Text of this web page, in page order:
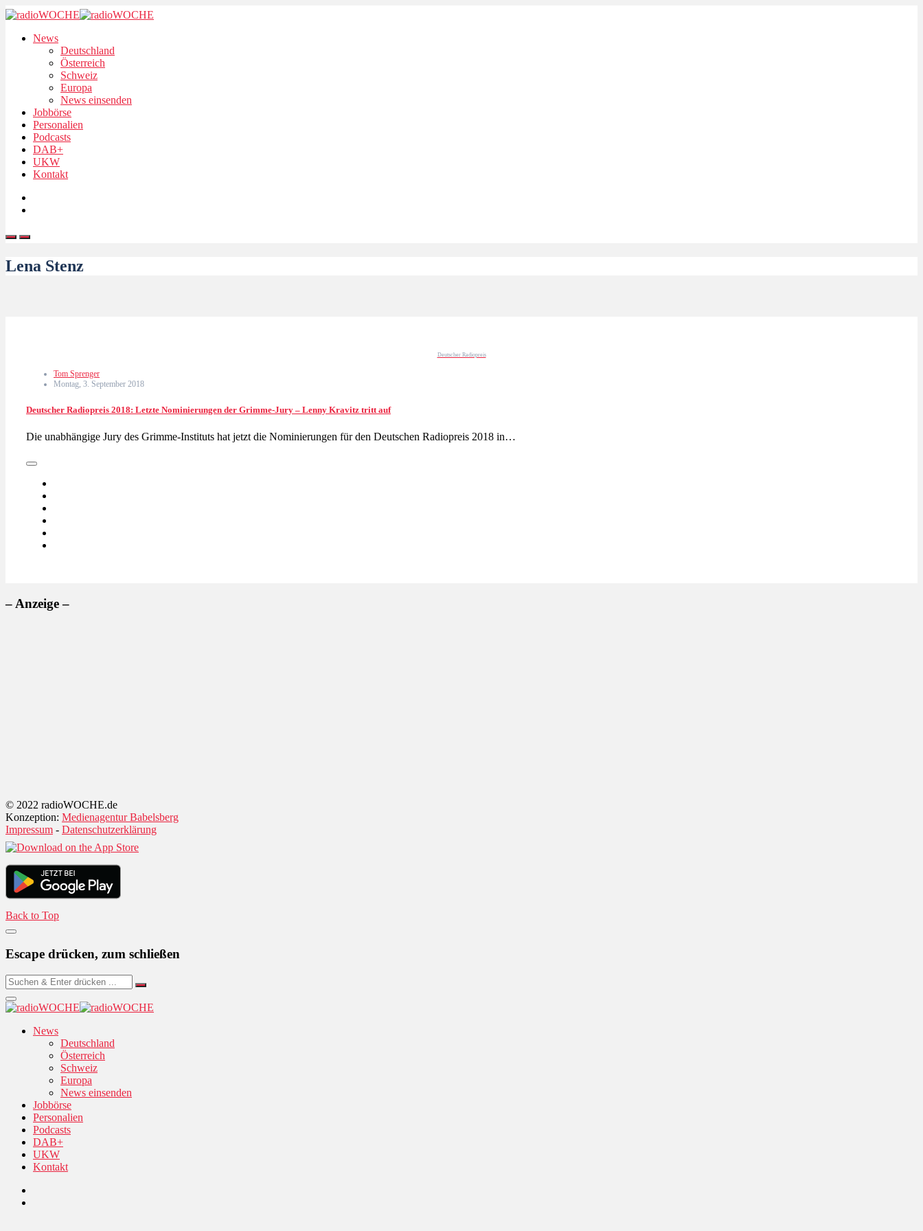
News
Deutschland
Österreich
Schweiz
Europa
News einsenden
Jobbörse
Personalien
Podcasts
DAB+
UKW
Kontakt
Lena Stenz
Deutscher Radiopreis
Tom Sprenger
Montag, 3. September 2018
Deutscher Radiopreis 2018: Letzte Nominierungen der Grimme-Jury – Lenny Kravitz tritt auf
Die unabhängige Jury des Grimme-Instituts hat jetzt die Nominierungen für den Deutschen Radiopreis 2018 in…
– Anzeige –
© 2022 radioWOCHE.de
Konzeption: Medienagentur Babelsberg
Impressum - Datenschutzerklärung
Back to Top
Escape drücken, zum schließen
News
Deutschland
Österreich
Schweiz
Europa
News einsenden
Jobbörse
Personalien
Podcasts
DAB+
UKW
Kontakt